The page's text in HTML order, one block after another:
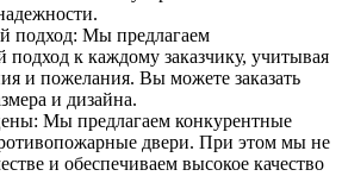
подход: Мы предлагаем
к каждому заказчику, учитывая
и пожелания. Вы можете заказать
и дизайна.
Мы предлагаем конкурентные
двери. При этом мы не
и обеспечиваем высокое качество